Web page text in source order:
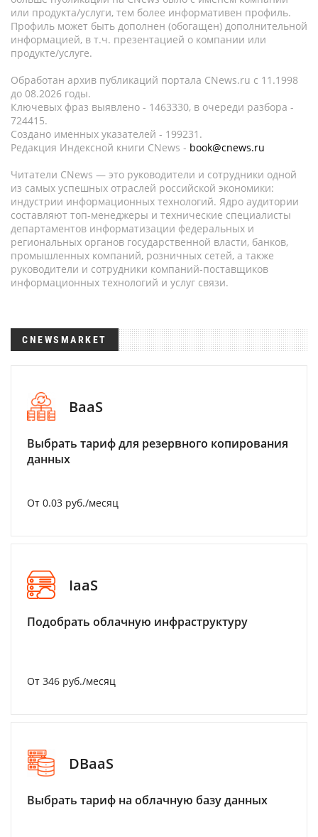
или продукта/услуги, тем более информативен профиль.
Профиль может быть дополнен (обогащен) дополнительной
информацией, в т.ч. презентацией о компании или
продукте/услуге.
Обработан архив публикаций портала CNews.ru c 11.1998
до 08.2026 годы.
Ключевых фраз выявлено - 1463330, в очереди разбора -
724415.
Создано именных указателей - 199231.
Редакция Индексной книги CNews - book@cnews.ru
Читатели CNews — это руководители и сотрудники одной
из самых успешных отраслей российской экономики:
индустрии информационных технологий. Ядро аудитории
составляют топ-менеджеры и технические специалисты
департаментов информатизации федеральных и
региональных органов государственной власти, банков,
промышленных компаний, розничных сетей, а также
руководители и сотрудники компаний-поставщиков
информационных технологий и услуг связи.
CNEWSMARKET
BaaS
Выбрать тариф для резервного копирования
данных
От 0.03 руб./месяц
IaaS
Подобрать облачную инфраструктуру
От 346 руб./месяц
DBaaS
Выбрать тариф на облачную базу данных